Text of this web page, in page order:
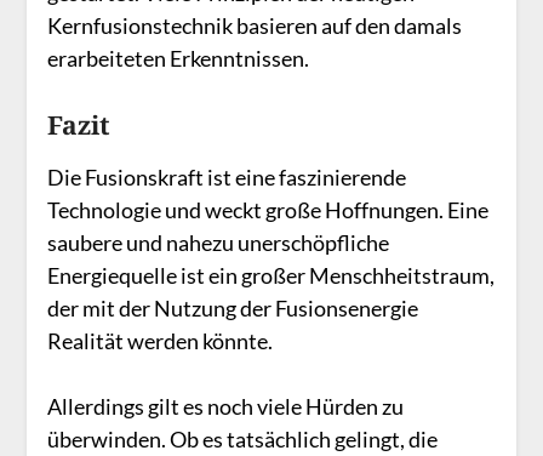
Kernfusionstechnik basieren auf den damals
erarbeiteten Erkenntnissen.
Fazit
Die Fusionskraft ist eine faszinierende
Technologie und weckt große Hoffnungen. Eine
saubere und nahezu unerschöpfliche
Energiequelle ist ein großer Menschheitstraum,
der mit der Nutzung der Fusionsenergie
Realität werden könnte.
Allerdings gilt es noch viele Hürden zu
überwinden. Ob es tatsächlich gelingt, die